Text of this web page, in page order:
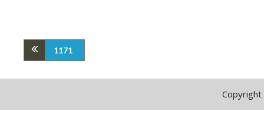
1171
Copyright